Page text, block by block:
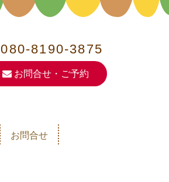
080-8190-3875
お問合せ・ご予約
お問合せ